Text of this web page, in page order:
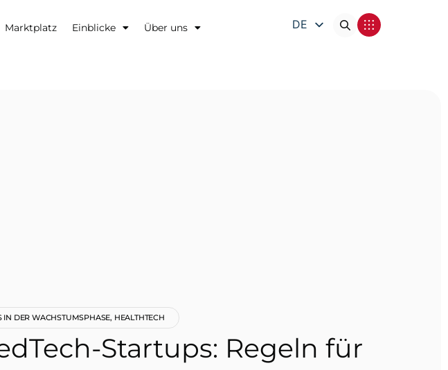
Marktplatz Einblicke Über uns
DE
IN DER WACHSTUMSPHASE, HEALTHTECH
Startups: Regeln für